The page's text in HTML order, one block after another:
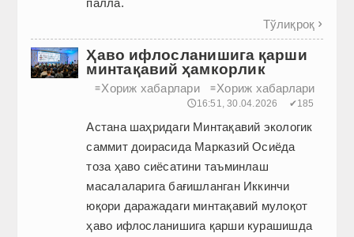
Тўлиқроқ 
Ҳаво ифлосланишига қарши
минтақавий ҳамкорлик
≡Хориж хабарлари ≡Хориж хабарлари
🕔16:51, 30.04.2026 ✔185
Астана шаҳридаги Минтақавий экологик
саммит доирасида Марказий Осиёда
тоза ҳаво сиёсатини таъминлаш
масалаларига бағишланган Иккинчи
юқори даражадаги минтақавий мулоқот
ҳаво ифлосланишига қарши курашишда